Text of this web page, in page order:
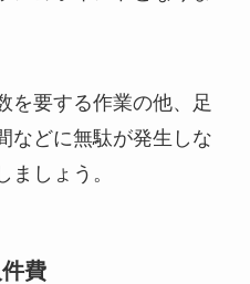
を要する作業の他、足
などに無駄が発生しな
ましょう。
費